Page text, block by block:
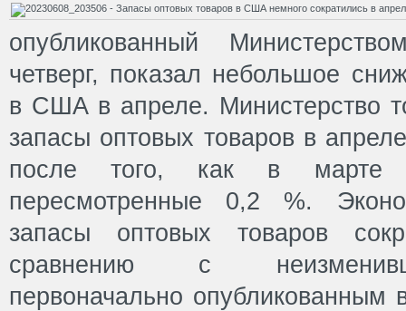
опубликованный
четверг, показал небольшое
в США в апреле. Министерство
запасы оптовых товаров в
после того, как в марте
пересмотренные 0,2 %.
запасы оптовых товаров
сравнению с
первоначально